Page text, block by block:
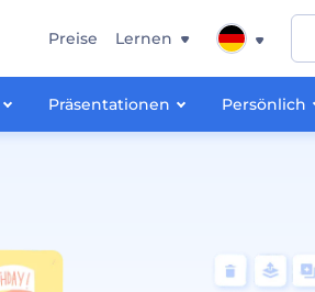
Präsentationen Persönlich
Preise Lernen